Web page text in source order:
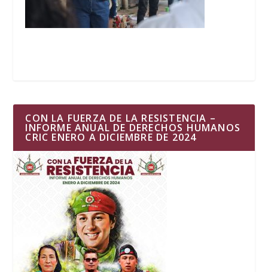
CON LA FUERZA DE LA RESISTENCIA –
INFORME ANUAL DE DERECHOS HUMANOS
CRIC ENERO A DICIEMBRE DE 2024